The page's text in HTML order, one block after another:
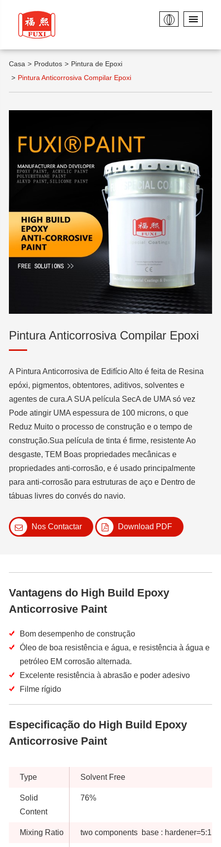
Casa Produtos
Pintura de Epoxi
Pintura Anticorrosiva Compilar Epoxi
Pintura Anticorrosiva Compilar Epoxi
A Pintura Anticorrosiva de Edifício Alto é feita de Resina
epóxi, pigmentos, obtentores, aditivos, solventes e
agentes de cura.A SUA película SecA de UMA só vez
Pode atingir UMA espessura de 100 microns, o que
Reduz Muito o processo de construção e o tempo de
construção.Sua película de tinta é firme, resistente Ao
desgaste, TEM Boas propriedades mecânicas e
propriedades anti-corrosão, e é usado principalmente
para anti-corrosão para estruturas de aço e Dentro de
tábuas livres do convés do navio.
Nos Contactar Download PDF
Vantagens do High Build Epoxy
Anticorrosive Paint
Bom desempenho de construção
Óleo de boa resistência e água, e resistência à água e
petróleo EM corrosão alternada.
Excelente resistência à abrasão e poder adesivo
Filme rígido
Especificação do High Build Epoxy
Anticorrosive Paint
Type Solvent Free
Solid
Content
76%
Mixing Ratio two components base : hardener=5:1